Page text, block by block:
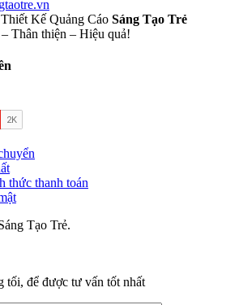
Kế Quảng Cáo Sáng Tạo Trẻ
Thân thiện – Hiệu quả!
thức thanh toán
Tạo Trẻ.
tối, để được tư vấn tốt nhất